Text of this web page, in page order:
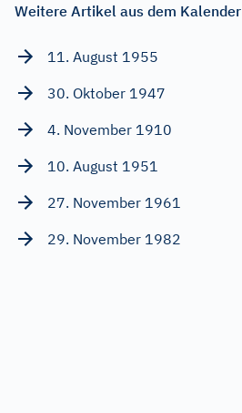
Weitere Artikel aus dem Kalender
11. August 1955
30. Oktober 1947
4. November 1910
10. August 1951
27. November 1961
29. November 1982